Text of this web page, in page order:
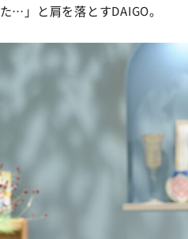
た…」と肩を落とすDAIGO。